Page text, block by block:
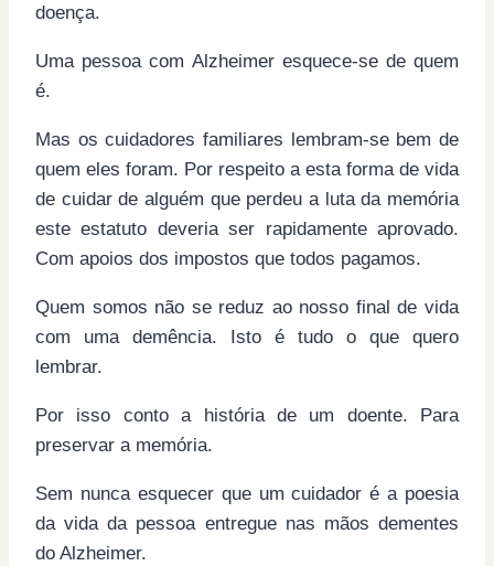
doença.
Uma pessoa com Alzheimer esquece-se de quem
é.
Mas os cuidadores familiares lembram-se bem de
quem eles foram. Por respeito a esta forma de vida
de cuidar de alguém que perdeu a luta da memória
este estatuto deveria ser rapidamente aprovado.
Com apoios dos impostos que todos pagamos.
Quem somos não se reduz ao nosso final de vida
com uma demência. Isto é tudo o que quero
lembrar.
Por isso conto a história de um doente. Para
preservar a memória.
Sem nunca esquecer que um cuidador é a poesia
da vida da pessoa entregue nas mãos dementes
do Alzheimer.